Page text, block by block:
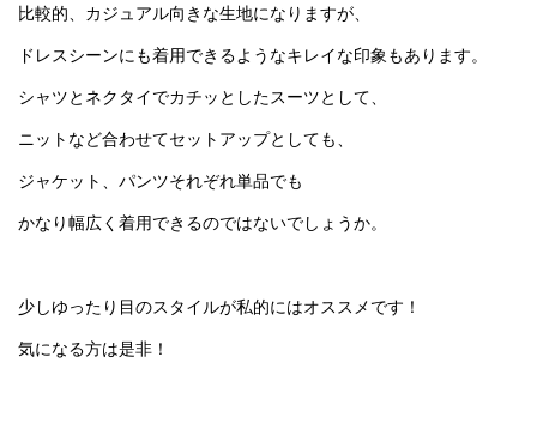
比較的、カジュアル向きな生地になりますが、
ドレスシーンにも着用できるようなキレイな印象もあります。
シャツとネクタイでカチッとしたスーツとして、
ニットなど合わせてセットアップとしても、
ジャケット、パンツそれぞれ単品でも
かなり幅広く着用できるのではないでしょうか。
少しゆったり目のスタイルが私的にはオススメです！
気になる方は是非！